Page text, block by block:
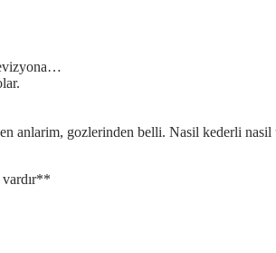
anlarim, gozlerinden belli. Nasil kederli
vardır**